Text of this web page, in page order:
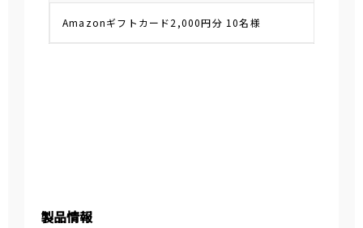
Amazonギフトカード2,000円分 10名様
製品情報